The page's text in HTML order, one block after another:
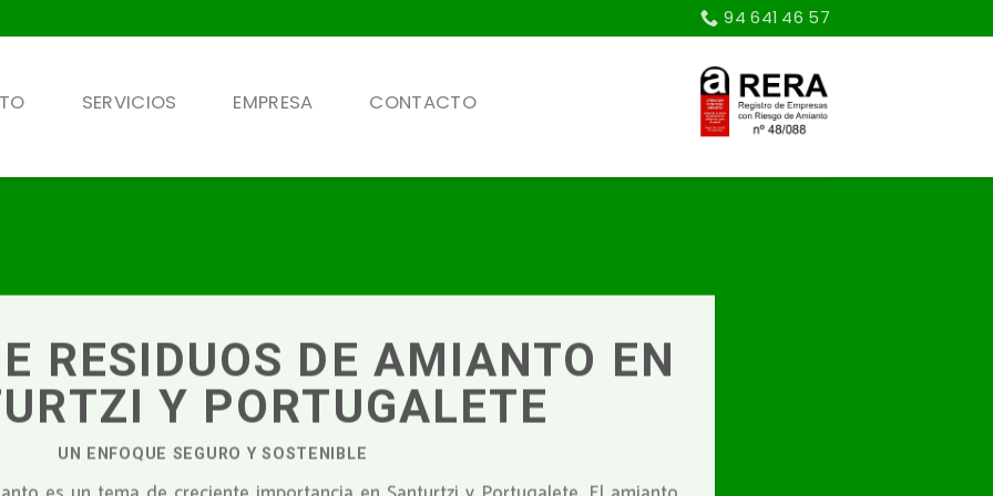
94 641 46 57
SERVICIOS EMPRESA CONTACTO
RESIDUOS DE AMIANTO EN
Y PORTUGALETE
UN ENFOQUE SEGURO Y SOSTENIBLE